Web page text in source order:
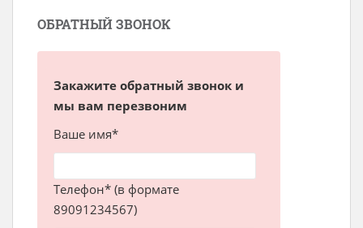
ОБРАТНЫЙ ЗВОНОК
Закажите обратный звонок и
мы вам перезвоним
Ваше имя*
Телефон* (в формате
89091234567)